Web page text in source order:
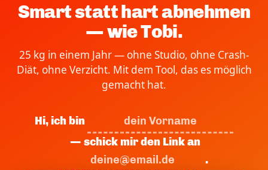
Smart statt hart abnehmen
— wie Tobi.
25 kg in einem Jahr — ohne Studio, ohne Crash-
Diät, ohne Verzicht. Mit dem Tool, das es möglich
gemacht hat.
Hi, ich bin
— schick mir den Link an
.